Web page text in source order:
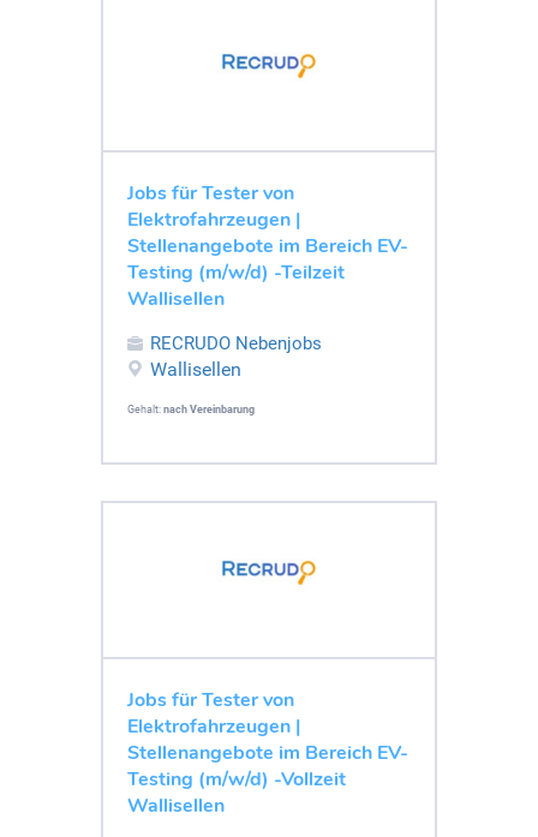
Jobs für Tester von
Elektrofahrzeugen |
Stellenangebote im Bereich EV-
Testing (m/w/d) -Teilzeit
Wallisellen
RECRUDO Nebenjobs
Wallisellen
Gehalt: nach Vereinbarung
Jobs für Tester von
Elektrofahrzeugen |
Stellenangebote im Bereich EV-
Testing (m/w/d) -Vollzeit
Wallisellen